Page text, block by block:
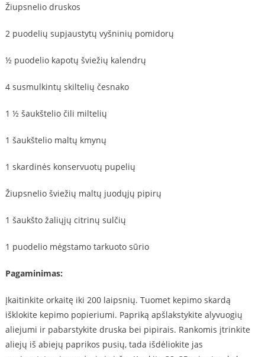
Žiupsnelio druskos
2 puodelių supjaustytų vyšninių pomidorų
½ puodelio kapotų šviežių kalendrų
4 susmulkintų skiltelių česnako
1 ½ šaukštelio čili miltelių
1 šaukštelio maltų kmynų
1 skardinės konservuotų pupelių
Žiupsnelio šviežių maltų juodųjų pipirų
1 šaukšto žaliųjų citrinų sulčių
1 puodelio mėgstamo tarkuoto sūrio
Pagaminimas:
Įkaitinkite orkaitę iki 200 laipsnių. Tuomet kepimo skardą
išklokite kepimo popieriumi. Papriką apšlakstykite alyvuogių
aliejumi ir pabarstykite druska bei pipirais. Rankomis įtrinkite
aliejų iš abiejų paprikos pusių, tada išdėliokite jas